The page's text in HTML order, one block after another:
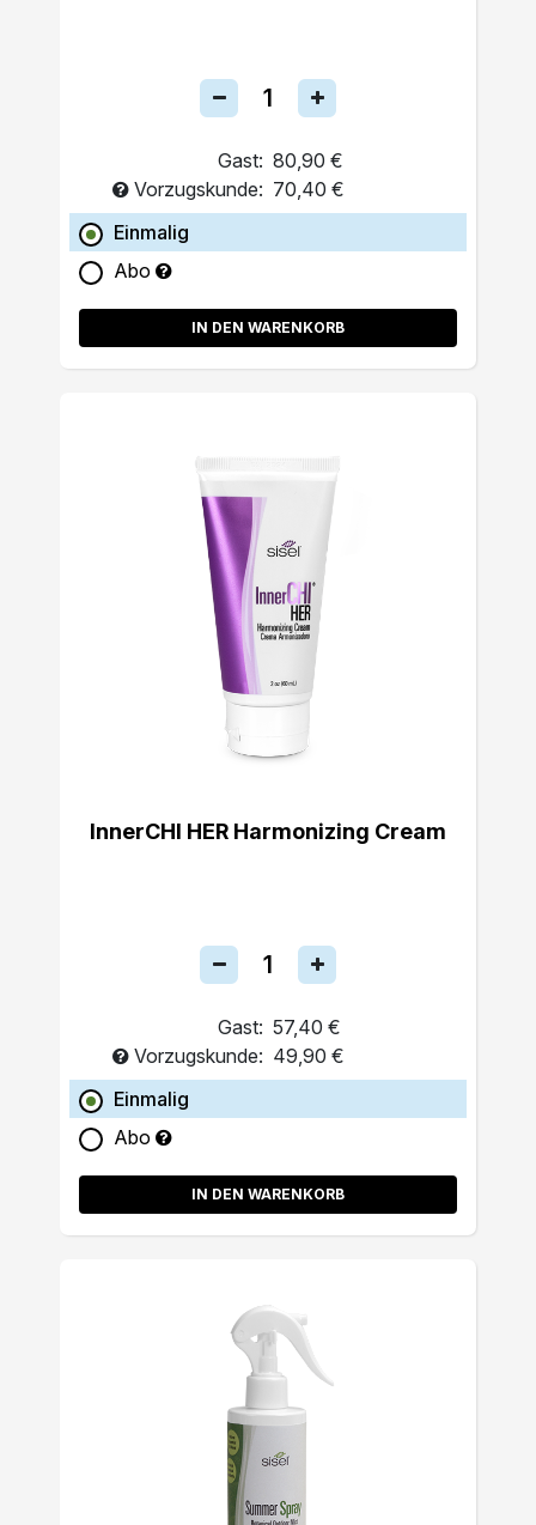
Gast: 80,90 €
Vorzugskunde: 70,40 €
Einmalig
Abo
IN DEN WARENKORB
InnerCHI HER Harmonizing Cream
Gast: 57,40 €
Vorzugskunde: 49,90 €
Einmalig
Abo
IN DEN WARENKORB